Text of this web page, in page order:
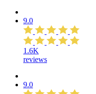
9.0
1.6K
reviews
9.0